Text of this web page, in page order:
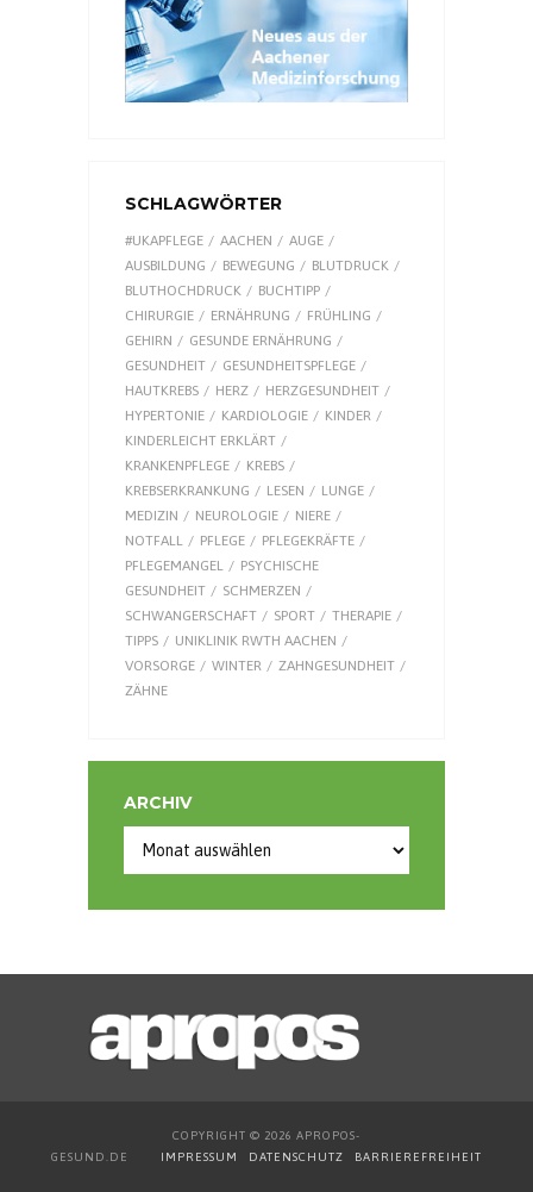
SCHLAGWÖRTER
#UKAPFLEGE AACHEN
AUGE
AUSBILDUNG
BEWEGUNG
BLUTDRUCK
BLUTHOCHDRUCK
BUCHTIPP
CHIRURGIE
ERNÄHRUNG
FRÜHLING
GEHIRN
GESUNDE ERNÄHRUNG
GESUNDHEIT
GESUNDHEITSPFLEGE
HAUTKREBS
HERZ
HERZGESUNDHEIT
HYPERTONIE
KARDIOLOGIE
KINDER
KINDERLEICHT ERKLÄRT
KRANKENPFLEGE
KREBS
KREBSERKRANKUNG
LESEN
LUNGE
MEDIZIN
NEUROLOGIE
NIERE
NOTFALL
PFLEGE
PFLEGEKRÄFTE
PFLEGEMANGEL
PSYCHISCHE
GESUNDHEIT
SCHMERZEN
SCHWANGERSCHAFT
SPORT
THERAPIE
TIPPS
UNIKLINIK RWTH AACHEN
VORSORGE
WINTER
ZAHNGESUNDHEIT
ZÄHNE
ARCHIV
COPYRIGHT © 2026 APROPOS-
GESUND.DE IMPRESSUM DATENSCHUTZ BARRIEREFREIHEIT